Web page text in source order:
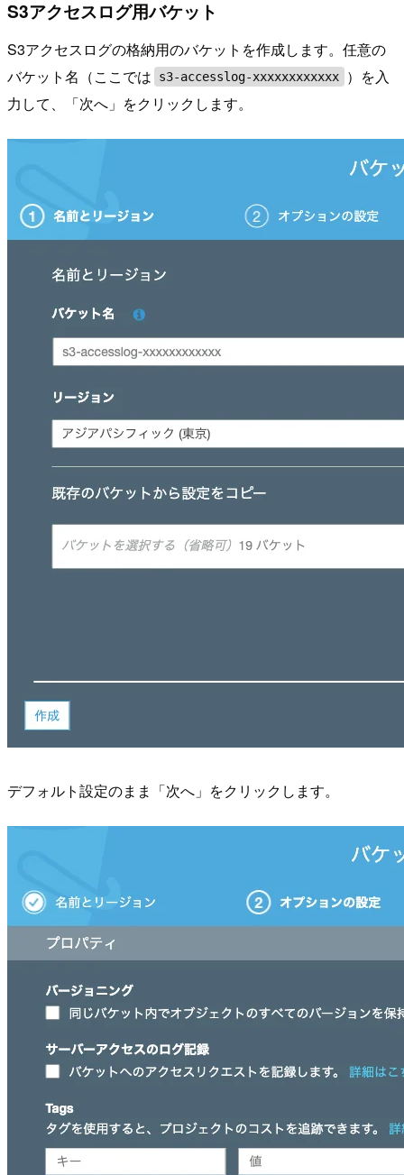
S3アクセスログ用バケット
S3アクセスログの格納用のバケットを作成します。任意の
バケット名（ここでは
s3-accesslog-xxxxxxxxxxxx
）を入
力して、「次へ」をクリックします。
デフォルト設定のまま「次へ」をクリックします。